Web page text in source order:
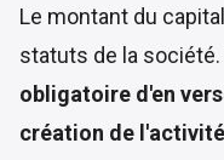
Le montant du
statuts de la
obligatoire d'en
création de l'activité